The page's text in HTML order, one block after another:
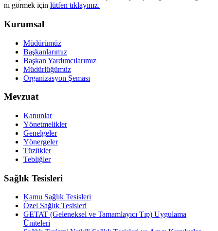
nı görmek için lütfen tıklayınız.
Kurumsal
Müdürümüz
Başkanlarımız
Başkan Yardımcılarımız
Müdürlüğümüz
Organizasyon Şeması
Mevzuat
Kanunlar
Yönetmelikler
Genelgeler
Yönergeler
Tüzükler
Tebliğler
Sağlık Tesisleri
Kamu Sağlık Tesisleri
Özel Sağlık Tesisleri
GETAT (Geleneksel ve Tamamlayıcı Tıp) Uygulama
Üniteleri